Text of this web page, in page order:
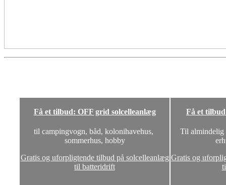
Få et tilbud: OFF grid solcelleanlæg
til campingvogn, båd, kolonihavehus,
sommerhus, hobby
Gratis og uforpligtende tilbud på solcelleanlæg
til batteridrift
Få et
Til almindelig
Gratis og